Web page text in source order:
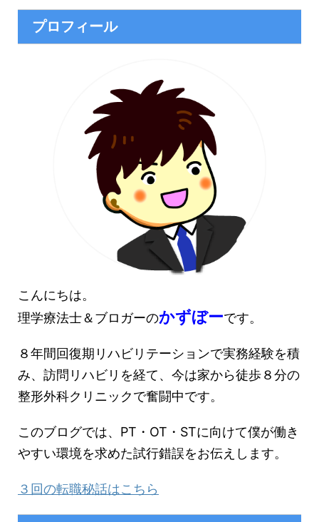
プロフィール
こんにちは。
理学療法士＆ブロガーのかずぼーです。
８年間回復期リハビリテーションで実務経験を積
み、訪問リハビリを経て、今は家から徒歩８分の
整形外科クリニックで奮闘中です。
このブログでは、PT・OT・STに向けて僕が働き
やすい環境を求めた試行錯誤をお伝えします。
３回の転職秘話はこちら